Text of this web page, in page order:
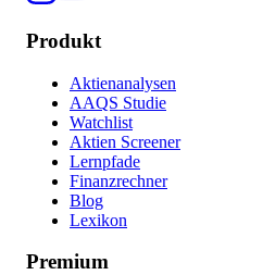
Produkt
Aktienanalysen
AAQS Studie
Watchlist
Aktien Screener
Lernpfade
Finanzrechner
Blog
Lexikon
Premium